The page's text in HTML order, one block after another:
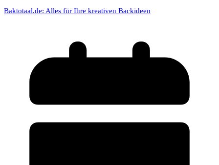
Baktotaal.de: Alles für Ihre kreativen Backideen